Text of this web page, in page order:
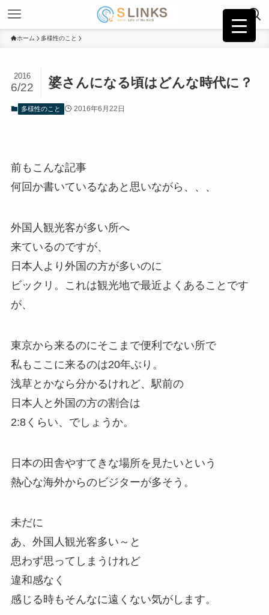
ホーム 多様性のこと
婆さんになる頃はどんな時代に？
2016
6/22
多様性のこと 2016年6月22日
前もこんな記事
何回か書いているなあと思いながら、、、
外国人観光客が多い所へ
来ているのですが、
日本人より外国の方が多いのに
ビックリ。これは観光地で最近よくあることです
が、
東京から来るのにそこまで便利でない所で
私もここに来るのは20年ぶり。
浅草とかなら分かるけれど、駅前の
日本人と外国の方の割合は
2:8くらい、でしょうか。
日本の田舎やすてきな場所を見たいという
熱心な海外からのビジターが多そう。
未だに
あ、外国人観光客多い～と
思わず思ってしまうけれど
違和感なく
感じる時もそんなに遠くない気がします。